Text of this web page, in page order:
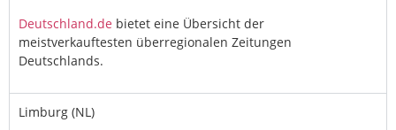
Deutschland.de bietet eine Übersicht der
meistverkauftesten überregionalen Zeitungen
Deutschlands.
Limburg (NL)